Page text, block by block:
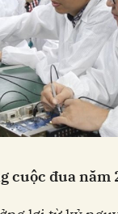
cuộc đuanăm